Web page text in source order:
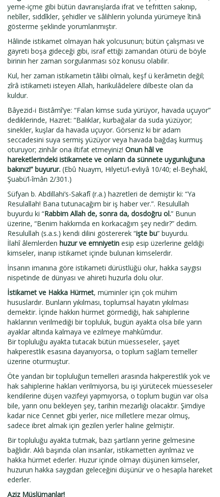
yeme-içme gibi bütün davranışlarda ifrat ve tefritten sakınıp,
nebîler, sıddîkler, şehidler ve sâlihlerin yolunda yürümeye îtinâ
gösterme şeklinde yorumlanmıştır.
Hâlinde istikamet olmayan hak yolcusunun; bütün çalışması ve
gayreti boşa gideceği gibi, israf ettiği zamandan ötürü de böyle
birinin her zaman sorgulanması söz konusu olabilir.
Kul, her zaman istikametin tâlibi olmalı, keşf ü kerâmetin değil;
zîrâ istikameti isteyen Allah, harikulâdelere dilbeste olan da
kuldur.
Bâyezid-i Bistâmî’ye: “Falan kimse suda yürüyor, havada uçuyor”
dediklerinde, Hazret: “Balıklar, kurbağalar da suda yüzüyor;
sinekler, kuşlar da havada uçuyor. Görseniz ki bir adam
seccadesini suya sermiş yüzüyor veya havada bağdaş kurmuş
oturuyor; zinhâr ona iltifat etmeyiniz! Onun hâl ve
hareketlerindeki istikamete ve onların da sünnete uygunluğuna
bakınız!” buyurur. (Ebû Nuaym, Hilyetü’l-evliyâ 10/40; el-Beyhakî,
Şuabü’l-îmân 2/301.)
Süfyan b. Abdillahi’s-Sakafî (r.a.) hazretleri de demiştir ki: “Ya
Resulallah! Bana tutunacağım bir iş haber ver.”. Resulullah
buyurdu ki “Rabbim Allah de, sonra da, dosdoğru ol.” Bunun
üzerine, “Benim hakkımda en korkacağım şey nedir?” dedim.
Resulullah (s.a.s.) kendi dilini göstererek “işte bu” buyurdu.
İlahî âlemlerden huzur ve emniyetin esip esip üzerlerine geldiği
kimseler, inanıp istikamet içinde bulunan kimselerdir.
İnsanın imanına göre istikameti dürüstlüğü olur, hakka saygısı
nispetinde de dünyası ve ahireti huzurla dolu olur.
İstikamet ve Hakka Hürmet, müminler için çok mühim
hususlardır. Bunların yıkılması, toplumsal hayatın yıkılması
demektir. İçinde hakkın hürmet görmediği, hak sahiplerine
haklarının verilmediği bir topluluk, bugün ayakta olsa bile yarın
ayaklar altında kalmaya ve ezilmeye mahkûmdur.
Bir topluluğu ayakta tutacak bütün müesseseler, şayet
hakperestlik esasına dayanıyorsa, o toplum sağlam temeller
üzerine oturmuştur.
Öte yandan bir topluluğun temelleri arasında hakperestlik yok ve
hak sahiplerine hakları verilmiyorsa, bu işi yürütecek müesseseler
kendilerine düşen vazifeyi yapmıyorsa, o toplum bugün var olsa
bile, yarın onu bekleyen şey, tarihin mezarlığı olacaktır. Şimdiye
kadar nice Cennet gibi yerler, nice milletlere mezar olmuş,
sadece ibret almak için gezilen yerler haline gelmiştir.
Bir topluluğu ayakta tutmak, bazı şartların yerine gelmesine
bağlıdır. Aklı başında olan insanlar, istikametten ayrılmaz ve
hakka hürmet ederler. Huzur içinde olmayı düşünen kimseler,
huzurun hakka saygıdan geleceğini düşünür ve o hesapla hareket
ederler.
Aziz Müslümanlar!